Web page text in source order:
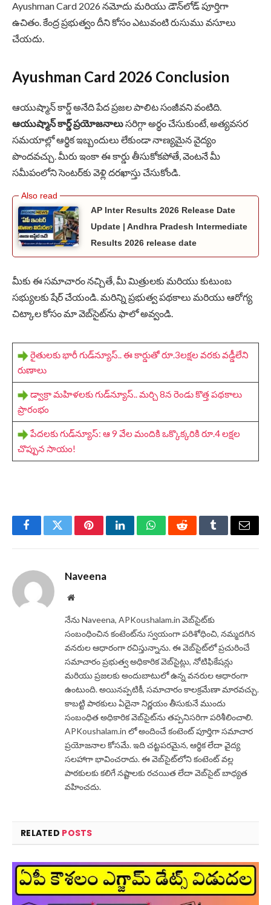
Ayushman Card 2026 నమోదు మరియు డౌన్‌లోడ్ పూర్తిగా
ఉచితం. కేంద్ర ప్రభుత్వం దీని కోసం ఎటువంటి రుసుము వసూలు
చేయదు.
Ayushman Card 2026 Conclusion
ఆయుష్మాన్ కార్డ్ అనేది పేద ప్రజల పాలిట సంజీవని వంటిది.
ఆయుష్మాన్ కార్డ్ ప్రయోజనాలుసరిగ్గా అర్థం చేసుకుంటే, అత్యవసర
సమయాల్లో ఆర్థిక ఇబ్బందులు లేకుండా నాణ్యమైన వైద్యం
పొందవచ్చు. మీరు ఇంకా ఈ కార్డు తీసుకోకపోతే, వెంటనే మీ
సమీపంలోని సెంటర్‌కు వెళ్లి దరఖాస్తు చేసుకోండి.
AP Inter Results 2026 Release Date
Update | Andhra Pradesh Intermediate
Results 2026 release date
మీకు ఈ సమాచారం నచ్చితే, మీ మిత్రులకు మరియు కుటుంబ
సభ్యులకు షేర్ చేయండి. మరిన్ని ప్రభుత్వ పథకాలు మరియు ఆరోగ్య
చిట్కాల కోసం మా వెబ్‌సైట్‌ను ఫాలో అవ్వండి.
రైతులకు భారీ గుడ్‌న్యూస్.. ఈ కార్డుతో రూ.3లక్షల వరకు వడ్డీలేని
రుణాలు
డ్వాక్రా మహిళలకు గుడ్‌న్యూస్.. మర్చి 8న రెండు కొత్త పథకాలు
ప్రారంభం
పేదలకు గుడ్‌న్యూస్: ఆ 9 వేల మందికి ఒక్కొక్కరికి రూ.4 లక్షల
చొప్పున సాయం!
FacebookTwitterPinterestLinkedInWhatsAppRedditTumblrEmail
Naveena
Website
నేను Naveena, APKoushalam.in వెబ్‌సైట్‌కు
సంబంధించిన కంటెంట్‌ను స్వయంగా పరిశోధించి, నమ్మదగిన
వనరుల ఆధారంగా రచిస్తున్నాను. ఈ వెబ్‌సైట్‌లో ప్రచురించే
సమాచారం ప్రభుత్వ అధికారిక వెబ్‌సైట్లు, నోటిఫికేషన్లు
మరియు ప్రజలకు అందుబాటులో ఉన్న వనరుల ఆధారంగా
ఉంటుంది. అయినప్పటికీ, సమాచారం కాలక్రమేణా మారవచ్చు.
కాబట్టి పాఠకులు ఏదైనా నిర్ణయం తీసుకునే ముందు
సంబంధిత అధికారిక వెబ్‌సైట్‌ను తప్పనిసరిగా పరిశీలించాలి.
APKoushalam.in లో అందించే కంటెంట్ పూర్తిగా సమాచార
ప్రయోజనాల కోసమే. ఇది చట్టపరమైన, ఆర్థిక లేదా వైద్య
సలహాగా భావించరాదు. ఈ వెబ్‌సైట్‌లోని కంటెంట్ వల్ల
పాఠకులకు కలిగే నష్టాలకు రచయిత లేదా వెబ్‌సైట్ బాధ్యత
వహించదు.
RELATED POSTS